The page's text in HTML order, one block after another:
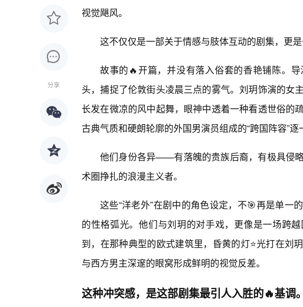
分享
视觉飓风。
这不仅仅是一部关于情感与肢体互动的剧集，更
故事的🔥开篇，并没有落入俗套的香艳铺陈。
头，捕捉了伦敦街头凌晨三点的雾气。刘玥饰演的女
长发在微凉的风中起舞，眼神中透着一种看透世俗的
古典气质和硬朗轮廓的外国男演员组成的“跨国阵容”逐
他们身份各异——有落魄的贵族后裔，有极具侵
术圈挣扎的浪漫主义者。
这些“洋老外”在剧中的角色设定，不🎯再是单一
的性格弧光。他们与刘玥的对手戏，更像是一场跨
到，在那种典型的欧式建筑里，昏黄的灯⭐光打在刘
与西方男主深邃的眼窝形成鲜明的视觉反差。
这种冲突感，是这部剧集最引人入胜的🔥基调。